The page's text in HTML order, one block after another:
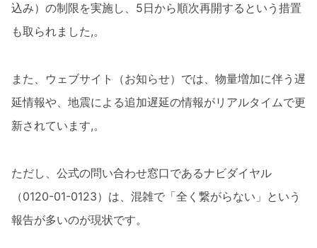
込み）の制限を実施し、5日から順次再開するという措置
も取られました,。
また、ウェブサイト（お知らせ）では、物量増加に伴う遅
延情報や、地震による追加遅延の情報がリアルタイムで更
新されています,。
ただし、公式の問い合わせ窓口であるナビダイヤル
（0120-01-0123）は、混雑で「全く繋がらない」という
報告が多いのが現状です。